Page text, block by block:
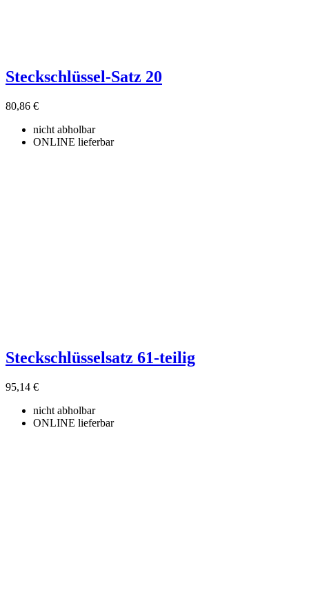
Steckschlüssel-Satz 20
80,86 €
nicht abholbar
ONLINE lieferbar
Steckschlüsselsatz 61-teilig
95,14 €
nicht abholbar
ONLINE lieferbar